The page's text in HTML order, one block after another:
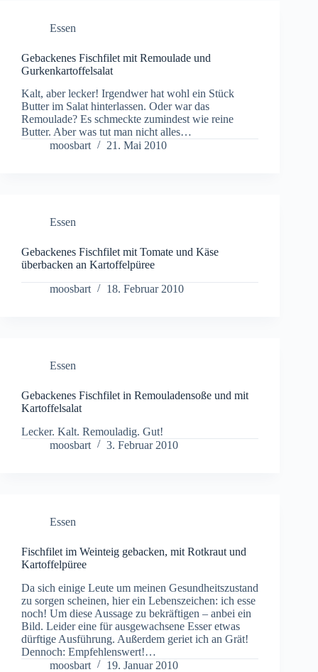
Essen
Gebackenes Fischfilet mit Remoulade und
Gurkenkartoffelsalat
Kalt, aber lecker! Irgendwer hat wohl ein Stück
Butter im Salat hinterlassen. Oder war das
Remoulade? Es schmeckte zumindest wie reine
Butter. Aber was tut man nicht alles…
moosbart
21. Mai 2010
Essen
Gebackenes Fischfilet mit Tomate und Käse
überbacken an Kartoffelpüree
moosbart
18. Februar 2010
Essen
Gebackenes Fischfilet in Remouladensoße und mit
Kartoffelsalat
Lecker. Kalt. Remouladig. Gut!
moosbart
3. Februar 2010
Essen
Fischfilet im Weinteig gebacken, mit Rotkraut und
Kartoffelpüree
Da sich einige Leute um meinen Gesundheitszustand
zu sorgen scheinen, hier ein Lebenszeichen: ich esse
noch! Um diese Aussage zu bekräftigen – anbei ein
Bild. Leider eine für ausgewachsene Esser etwas
dürftige Ausführung. Außerdem geriet ich an Grät!
Dennoch: Empfehlenswert!…
moosbart
19. Januar 2010